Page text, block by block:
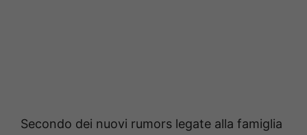
Secondo dei nuovi rumors legate alla famiglia